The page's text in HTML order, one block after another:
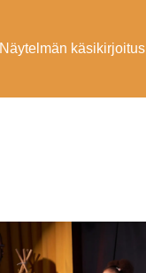
Näytelmän käsikirjoitus